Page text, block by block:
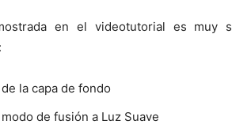
en el videotutorial es muy
la capa de fondo
de fusión a Luz Suave